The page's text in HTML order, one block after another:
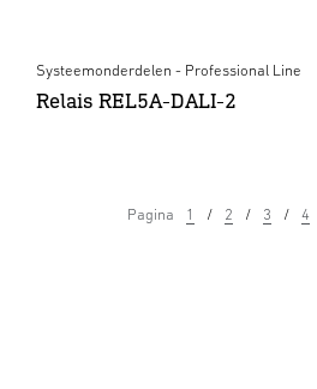
Systeemonderdelen - Professional Line
Relais REL5A-DALI-2
Pagina 1 2 3 4